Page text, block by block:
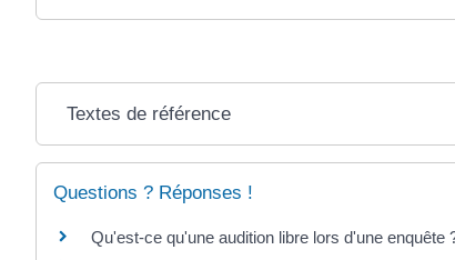
Textes de référence
Questions ? Réponses !
Qu'est-ce qu'une audition libre lors d'une enquête